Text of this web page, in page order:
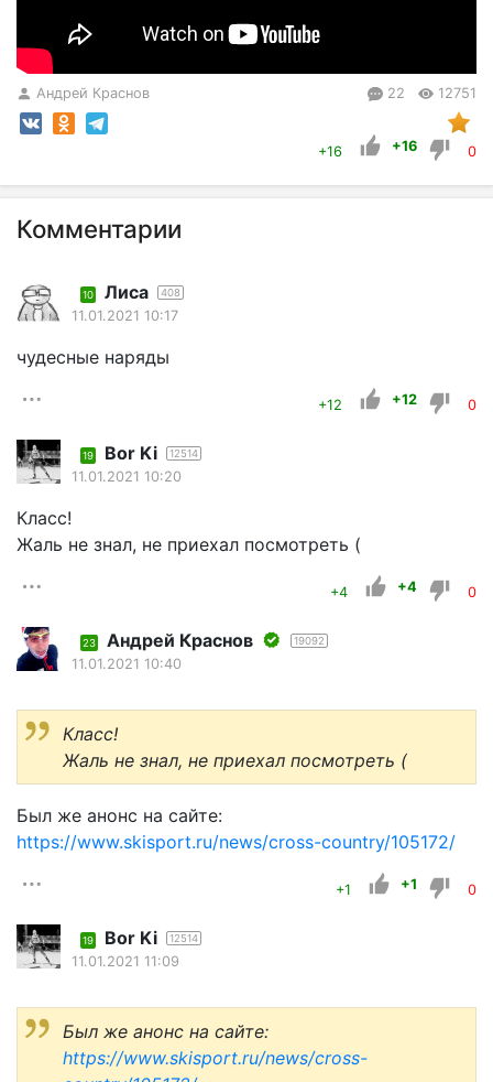
Андрей Краснов 22 12751
+16 +16 0
Комментарии
10 Лиса 408
11.01.2021 10:17
чудесные наряды
+12 +12 0
19 Bor Ki 12514
11.01.2021 10:20
Класс!
Жаль не знал, не приехал посмотреть (
+4 +4 0
23 Андрей Краснов 19092
11.01.2021 10:40
Класс!
Жаль не знал, не приехал посмотреть (
Был же анонс на сайте:
https://www.skisport.ru/news/cross-country/105172/
+1 +1 0
19 Bor Ki 12514
11.01.2021 11:09
Был же анонс на сайте:
https://www.skisport.ru/news/cross-